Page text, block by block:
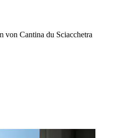
von Cantina du Sciacchetra